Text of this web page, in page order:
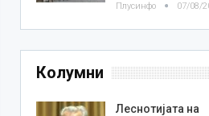
Плусинфо 07/08/
Колумни
Леснотијата на